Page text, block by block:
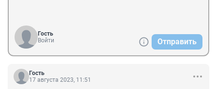
Гость
Войти
Отправить
Гость
17 августа 2023, 11:51